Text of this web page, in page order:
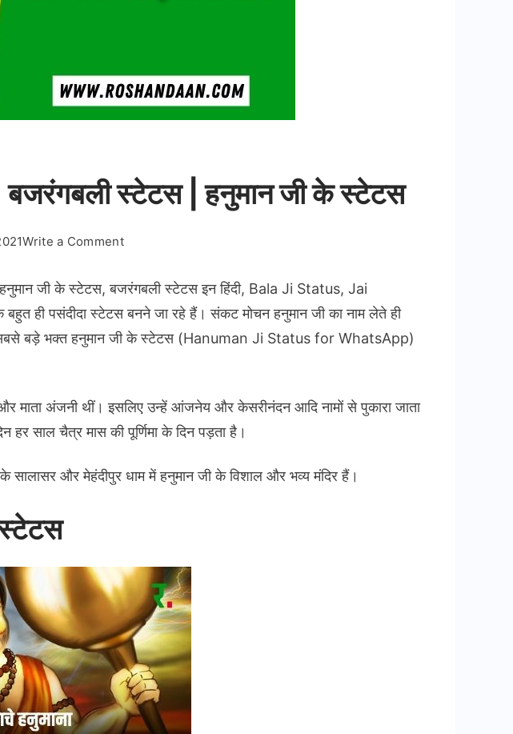
स्टेटस | हनुमान जी के स्टेटस
Write a Commenton
Hanuman
in
बजरंगबली
स्टेटस
हनुमान
जी के स्टेटस, बजरंगबली स्टेटस इन हिंदी, Bala Ji Status, Jai
ही पसंदीदा स्टेटस बनने जा रहे हैं। संकट मोचन हनुमान जी का नाम लेते ही
बड़े भक्त हनुमान जी के स्टेटस (Hanuman Ji Status for WhatsApp)
माता अंजनी थीं। इसलिए उन्हें आंजनेय और केसरीनंदन आदि नामों से पुकारा जाता
साल चैत्र मास की पूर्णिमा के दिन पड़ता है।
सालासर और मेहंदीपुर धाम में हनुमान जी के विशाल और भव्य मंदिर हैं।